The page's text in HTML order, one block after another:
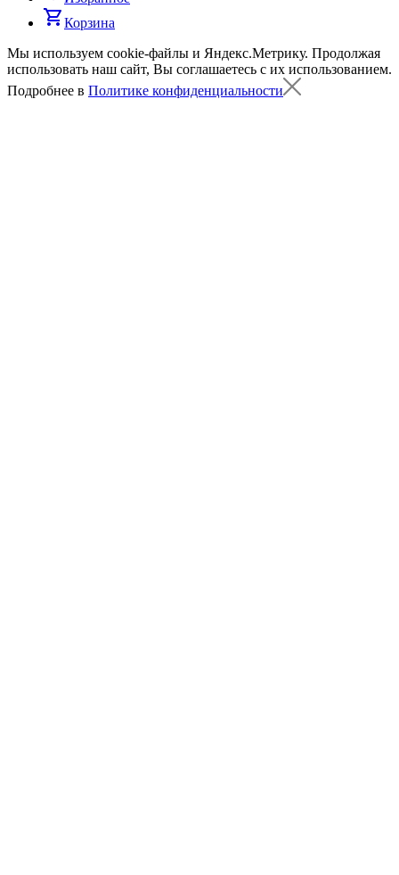
shopping_cartКорзина
Мы используем cookie-файлы и Яндекс.Метрику. Продолжая
использовать наш сайт, Вы соглашаетесь с их использованием.
Подробнее в Политике конфиденциальности